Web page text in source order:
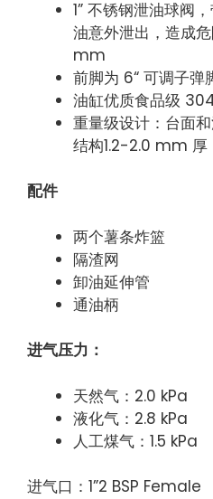
1” 不锈钢泄油球阀
油意外泄出，造成
mm
前脚为 6“ 可调子弹
油缸优质食品级
重量级设计：台面
结构1.2-2.0 mm 厚
配件
两个薯条炸篮
隔渣网
卸油延伸管
通油柄
进气压力：
天然气：2.0 kPa
液化气：2.8 kPa
人工煤气：1.5 kPa
进气口：1”2 BSP Female